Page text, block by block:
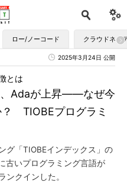
ロー/ノーコード クラウドネイ
2025年3月24日 公開
Adaが上昇――なぜ今
？ TIOBEプログラミ
とは
グ「TIOBEインデックス」の
古いプログラミング言語が
ンクインした。